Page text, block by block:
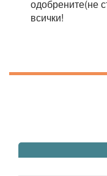
одобрените(не
всички!